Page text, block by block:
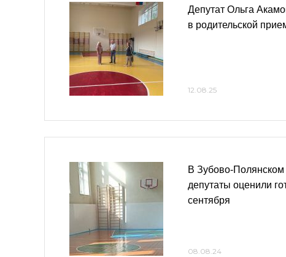
Депутат Ольга
в родительской
12.08.25
В Зубово-Полянском
депутаты оценили
сентября
08.08.24